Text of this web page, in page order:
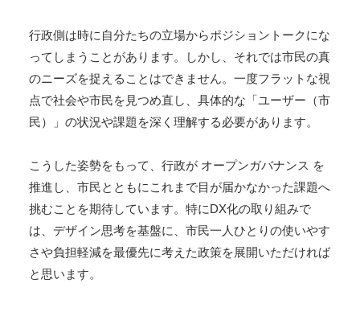
行政側は時に自分たちの立場からポジショントークにな
ってしまうことがあります。しかし、それでは市民の真
のニーズを捉えることはできません。一度フラットな視
点で社会や市民を見つめ直し、具体的な「ユーザー（市
民）」の状況や課題を深く理解する必要があります。
こうした姿勢をもって、行政が オープンガバナンス を
推進し、市民とともにこれまで目が届かなかった課題へ
挑むことを期待しています。特にDX化の取り組みで
は、デザイン思考を基盤に、市民一人ひとりの使いやす
さや負担軽減を最優先に考えた政策を展開いただければ
と思います。